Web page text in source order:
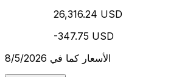
26,316.24 USD
-347.75 USD
الأسعار كما في 8/5/2026